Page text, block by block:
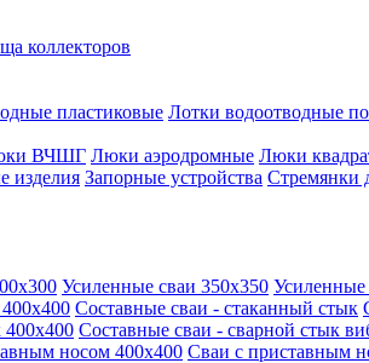
коллекторов
пластиковые Лотки водоотводные
ВЧШГ Люки аэродромные Люки
изделия Запорные устройства Стремянки
Усиленные сваи 350х350 Усиленные
Составные сваи - стаканный стык
400х400 Составные сваи - сварной стык
носом 400х400 Сваи с приставным